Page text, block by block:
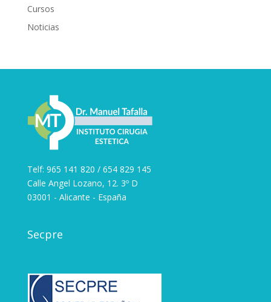
Cursos
Noticias
Telf: 965 141 820 / 654 829 145
Calle Angel Lozano, 12. 3º D
03001 - Alicante - España
Secpre